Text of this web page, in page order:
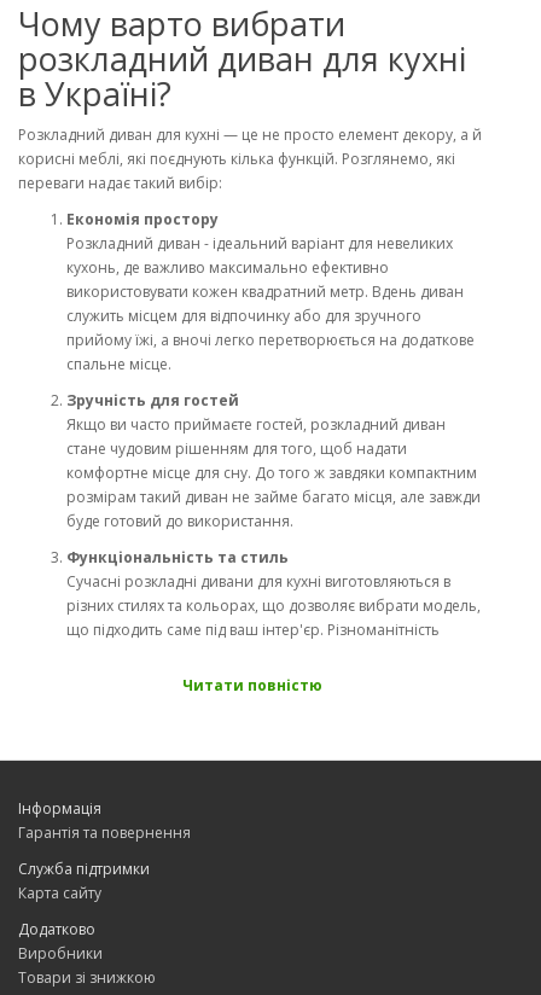
Чому варто вибрати
розкладний диван для кухні
в Україні?
Розкладний диван для кухні — це не просто елемент декору, а й
корисні меблі, які поєднують кілька функцій. Розглянемо, які
переваги надає такий вибір:
Економія простору
Розкладний диван - ідеальний варіант для невеликих
кухонь, де важливо максимально ефективно
використовувати кожен квадратний метр. Вдень диван
служить місцем для відпочинку або для зручного
прийому їжі, а вночі легко перетворюється на додаткове
спальне місце.
Зручність для гостей
Якщо ви часто приймаєте гостей, розкладний диван
стане чудовим рішенням для того, щоб надати
комфортне місце для сну. До того ж завдяки компактним
розмірам такий диван не займе багато місця, але завжди
буде готовий до використання.
Функціональність та стиль
Сучасні розкладні дивани для кухні виготовляються в
різних стилях та кольорах, що дозволяє вибрати модель,
що підходить саме під ваш інтер'єр. Різноманітність
вибрати меблі, які будуть не тільки зручними, але й
Види розкладних диванів для кухні
Україні, важливо розуміти, які варіанти існують. Розглянемо
кілька популярних типів:
Диван з механізмом "єврокнижка"
Це один із найпопулярніших і зручніших механізмів для
трансформації дивана в ліжко. Увечері достатньо
потягнути за ручку, і ваш диван перетвориться на
комфортне місце для сну. Механізм "єврокнижка"
Читати повністю
Інформація
Гарантія та повернення
Служба підтримки
Карта сайту
Додатково
Виробники
Товари зі знижкою